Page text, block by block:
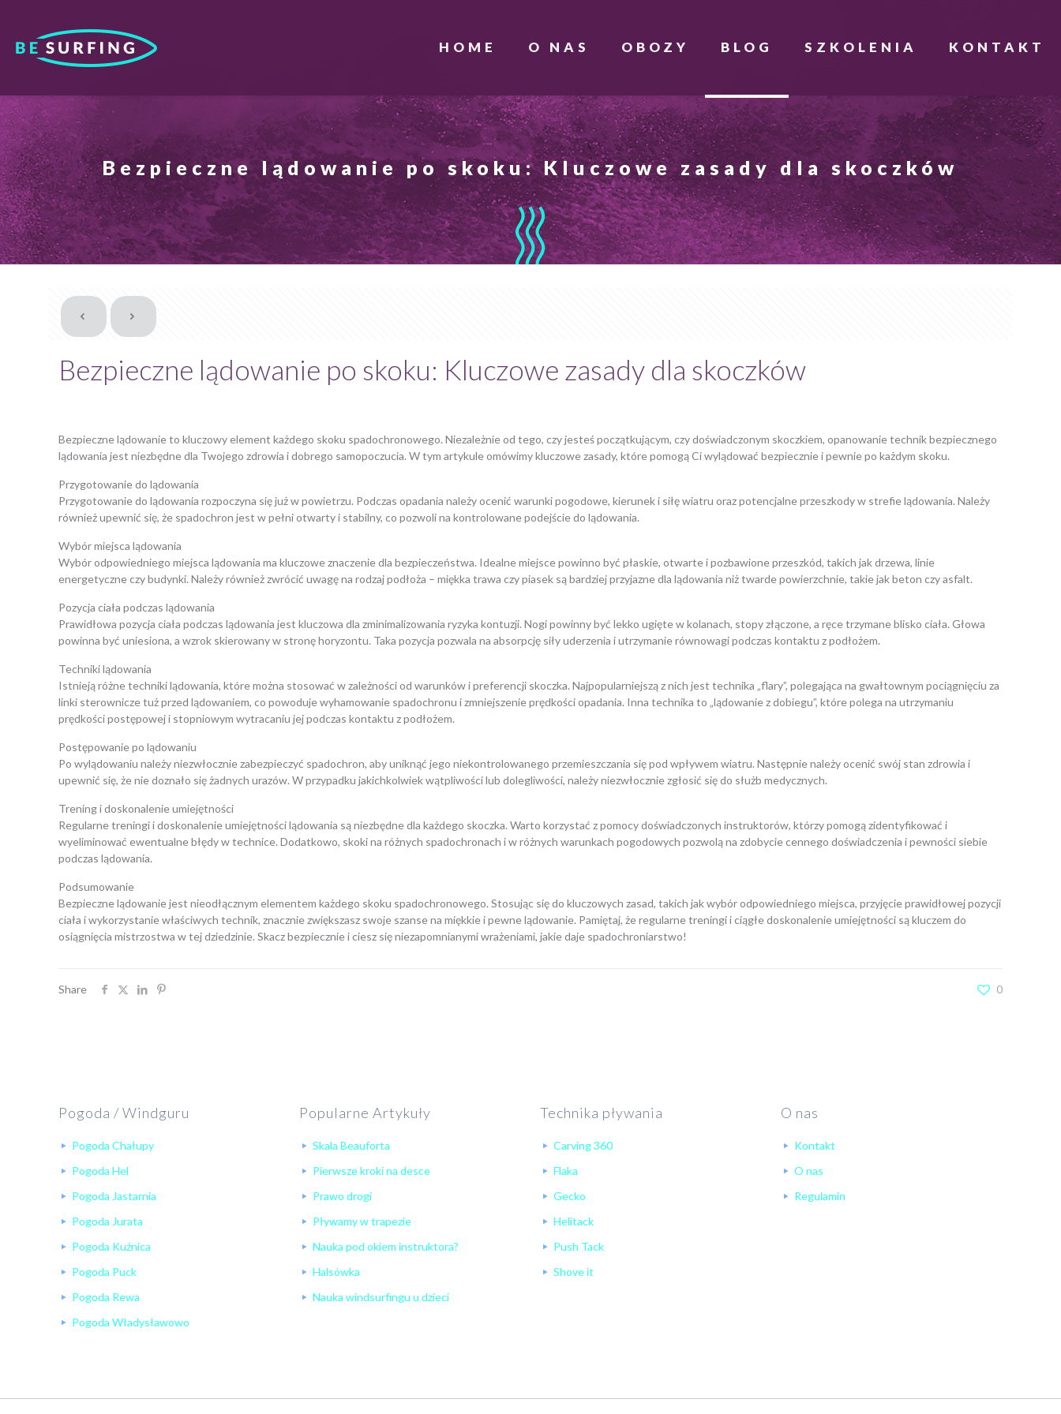
HOME O NAS OBOZY BLOG SZKOLENIA KONTAKT
Bezpieczne lądowanie po skoku: Kluczowe zasady dla skoczków
Bezpieczne lądowanie po skoku: Kluczowe zasady dla skoczków
Bezpieczne lądowanie to kluczowy element każdego skoku spadochronowego. Niezależnie od tego, czy jesteś początkującym, czy doświadczonym skoczkiem, opanowanie technik bezpiecznego
lądowania jest niezbędne dla Twojego zdrowia i dobrego samopoczucia. W tym artykule omówimy kluczowe zasady, które pomogą Ci wylądować bezpiecznie i pewnie po każdym skoku.
Przygotowanie do lądowania
Przygotowanie do lądowania rozpoczyna się już w powietrzu. Podczas opadania należy ocenić warunki pogodowe, kierunek i siłę wiatru oraz potencjalne przeszkody w strefie lądowania. Należy
również upewnić się, że spadochron jest w pełni otwarty i stabilny, co pozwoli na kontrolowane podejście do lądowania.
Wybór miejsca lądowania
Wybór odpowiedniego miejsca lądowania ma kluczowe znaczenie dla bezpieczeństwa. Idealne miejsce powinno być płaskie, otwarte i pozbawione przeszkód, takich jak drzewa, linie
energetyczne czy budynki. Należy również zwrócić uwagę na rodzaj podłoża – miękka trawa czy piasek są bardziej przyjazne dla lądowania niż twarde powierzchnie, takie jak beton czy asfalt.
Pozycja ciała podczas lądowania
Prawidłowa pozycja ciała podczas lądowania jest kluczowa dla zminimalizowania ryzyka kontuzji. Nogi powinny być lekko ugięte w kolanach, stopy złączone, a ręce trzymane blisko ciała. Głowa
powinna być uniesiona, a wzrok skierowany w stronę horyzontu. Taka pozycja pozwala na absorpcję siły uderzenia i utrzymanie równowagi podczas kontaktu z podłożem.
Techniki lądowania
Istnieją różne techniki lądowania, które można stosować w zależności od warunków i preferencji skoczka. Najpopularniejszą z nich jest technika „flary”, polegająca na gwałtownym pociągnięciu za
linki sterownicze tuż przed lądowaniem, co powoduje wyhamowanie spadochronu i zmniejszenie prędkości opadania. Inna technika to „lądowanie z dobiegu”, które polega na utrzymaniu
prędkości postępowej i stopniowym wytracaniu jej podczas kontaktu z podłożem.
Postępowanie po lądowaniu
Po wylądowaniu należy niezwłocznie zabezpieczyć spadochron, aby uniknąć jego niekontrolowanego przemieszczania się pod wpływem wiatru. Następnie należy ocenić swój stan zdrowia i
upewnić się, że nie doznało się żadnych urazów. W przypadku jakichkolwiek wątpliwości lub dolegliwości, należy niezwłocznie zgłosić się do służb medycznych.
Trening i doskonalenie umiejętności
Regularne treningi i doskonalenie umiejętności lądowania są niezbędne dla każdego skoczka. Warto korzystać z pomocy doświadczonych instruktorów, którzy pomogą zidentyfikować i
wyeliminować ewentualne błędy w technice. Dodatkowo, skoki na różnych spadochronach i w różnych warunkach pogodowych pozwolą na zdobycie cennego doświadczenia i pewności siebie
podczas lądowania.
Podsumowanie
Bezpieczne lądowanie jest nieodłącznym elementem każdego skoku spadochronowego. Stosując się do kluczowych zasad, takich jak wybór odpowiedniego miejsca, przyjęcie prawidłowej pozycji
ciała i wykorzystanie właściwych technik, znacznie zwiększasz swoje szanse na miękkie i pewne lądowanie. Pamiętaj, że regularne treningi i ciągłe doskonalenie umiejętności są kluczem do
osiągnięcia mistrzostwa w tej dziedzinie. Skacz bezpiecznie i ciesz się niezapomnianymi wrażeniami, jakie daje spadochroniarstwo!
Share 0
Pogoda / Windguru
Pogoda Chałupy
Pogoda Hel
Pogoda Jastarnia
Pogoda Jurata
Pogoda Kuźnica
Pogoda Puck
Pogoda Rewa
Pogoda Władysławowo
Popularne Artykuły
Skala Beauforta
Pierwsze kroki na desce
Prawo drogi
Pływamy w trapezie
Nauka pod okiem instruktora?
Halsówka
Nauka windsurfingu u dzieci
Technika pływania
Carving 360
Flaka
Gecko
Helitack
Push Tack
Shove it
O nas
Kontakt
O nas
Regulamin